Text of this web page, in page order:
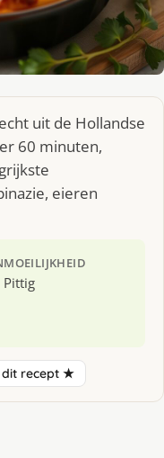
uit de Hollandse
60 minuten,
eieren
MOEILIJKHEID
Pittig
dit recept ★